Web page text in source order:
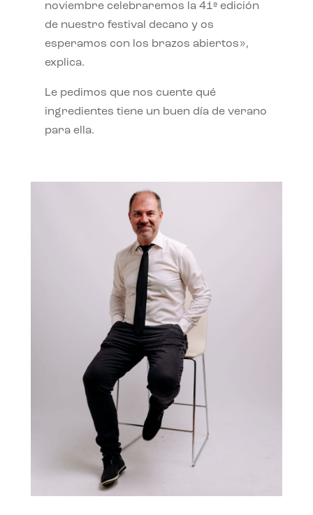
noviembre celebraremos la 41ª edición
de nuestro festival decano y os
esperamos con los brazos abiertos»,
explica.
Le pedimos que nos cuente qué
ingredientes tiene un buen día de verano
para ella.